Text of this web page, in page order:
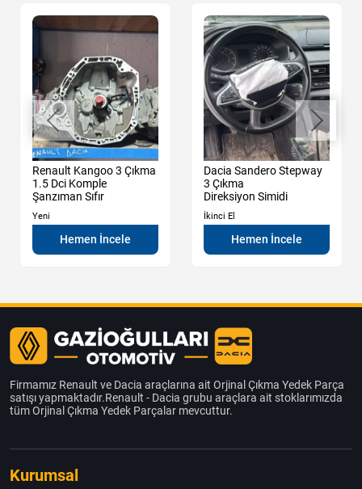
Renault Kangoo 3 Çıkma
1.5 Dci Komple
Şanzıman Sıfır
Yeni
Hemen İncele
Dacia Sandero Stepway
3 Çıkma
Direksiyon Simidi
İkinci El
Hemen İncele
Firmamız Renault ve Dacia araçlarına ait Orjinal Çıkma Yedek Parça
satışı yapmaktadır.Renault - Dacia grubu araçlara ait stoklarımızda
tüm Orjinal Çıkma Yedek Parçalar mevcuttur.
Kurumsal